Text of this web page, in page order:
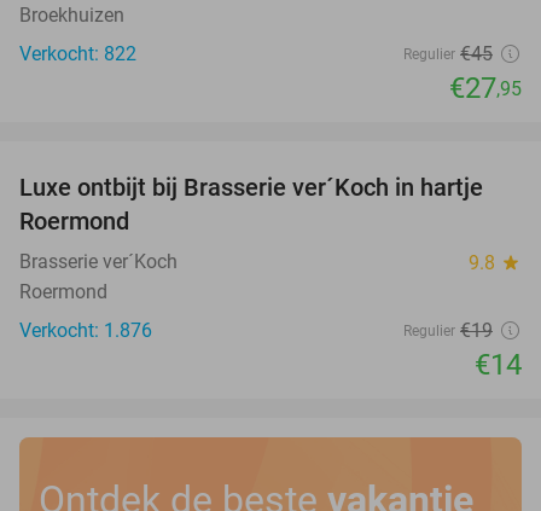
Broekhuizen
Verkocht: 822
Regulier €45
€27,95
26%
Luxe ontbijt bij Brasserie ver´Koch in hartje
Roermond
Brasserie ver´Koch 9.8 star
Roermond
Verkocht: 1.876
Regulier €19
€14
Ontdek de beste vakantie